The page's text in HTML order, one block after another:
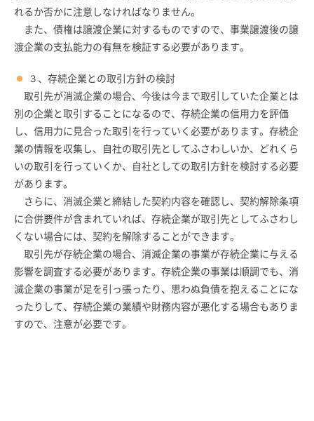
れるか否かに注意しなければなりません。
また、債権は譲渡企業に対するものですので、事業譲渡後の譲
渡企業の支払能力の有無を検証する必要があります。
３、存続企業との取引方針の検討
取引先が消滅企業の場合、今後は今まで取引していた企業とは
別の企業と取引することになるので、存続企業の信用力を評価
し、信用力に見合った取引を行っていく必要があります。存続企
業の情報を収集し、自社の取引先としてふさわしいか、どれくら
いの取引を行っていくか、自社としての取引方針を検討する必要
があります。
さらに、消滅企業と締結した契約内容を確認し、契約解除条項
に合併要件が含まれていれば、存続企業が取引先としてふさわし
くない場合には、契約を解除することができます。
取引先が存続企業の場合、消滅企業の事業が存続企業に与える
影響を調査する必要があります。存続企業の事業は順調でも、消
滅企業の事業が足を引っ張ったり、思わぬ負債を抱えることにな
ったりして、存続企業の業績や財務内容が悪化する場合もありま
すので、注意が必要です。